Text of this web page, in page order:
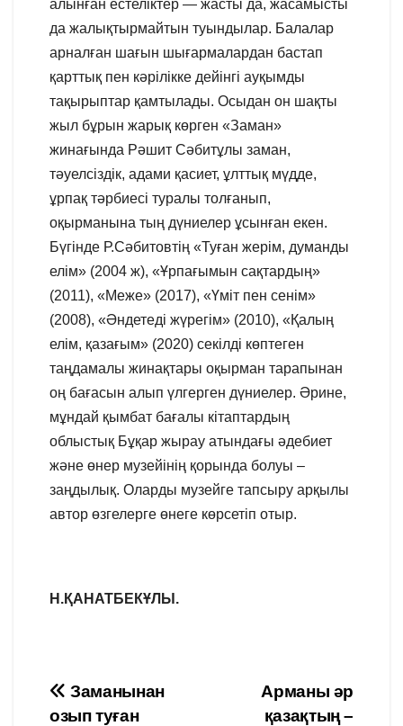
алынған естеліктер — жасты да, жасамысты
да жалықтырмайтын туындылар. Балалар
арналған шағын шығармалардан бастап
қарттық пен кәрілікке дейінгі ауқымды
тақырыптар қамтылады. Осыдан он шақты
жыл бұрын жарық көрген «Заман»
жинағында Рәшит Сәбитұлы заман,
тәуелсіздік, адами қасиет, ұлттық мүдде,
ұрпақ тәрбиесі туралы толғанып,
оқырманына тың дүниелер ұсынған екен.
Бүгінде Р.Сәбитовтің «Туған жерім, думанды
елім» (2004 ж), «Ұрпағымын сақтардың»
(2011), «Меже» (2017), «Үміт пен сенім»
(2008), «Әндетеді жүрегім» (2010), «Қалың
елім, қазағым» (2020) секілді көптеген
таңдамалы жинақтары оқырман тарапынан
оң бағасын алып үлгерген дүниелер. Әрине,
мұндай қымбат бағалы кітаптардың
облыстық Бұқар жырау атындағы әдебиет
және өнер музейінің қорында болуы –
заңдылық. Оларды музейге тапсыру арқылы
автор өзгелерге өнеге көрсетіп отыр.
Н.ҚАНАТБЕКҰЛЫ.
Навигация
Арманы әр
қазақтың –
Заманынан
озып туған